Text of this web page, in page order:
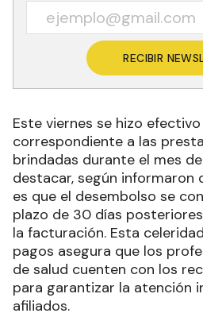
RECIBIR
Este viernes se hizo
correspondiente a las
brindadas durante el mes
destacar, según informaron
es que el desembolso se
plazo de 30 días
la facturación. Esta
pagos asegura que los
de salud cuenten con los
para garantizar la atención
afiliados.